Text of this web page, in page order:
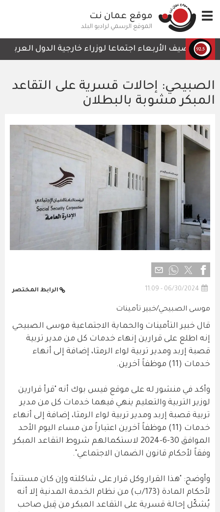
إلى
المحتوى
الرئيسي
Toggle
navigation
موقع عمان نت
الموقع الرسمي لراديو البلد
يستضيف الأربعاء اجتماعا لوزراء خارجية الدول العربية
الصبيحي: إحالات قسرية على التقاعد
المبكر مشوبة بالبطلان
06/30/2024 - 11:09 الرابط المختصر
موسى الصبيحي/خبير تأمينات
قال خبير التأمينات والحماية الاجتماعية موسى الصبيحي
إنه اطلع على قرارين إنهاء خدمات كل من مدير تربية
قصبة إربد ومدير تربية لواء الرمثا، إضافة إلى أنهاء
خدمات (11) موظفاً آخرين.
وأكد في منشور له على موقع فيس بوك أنه "قرأ قرارين
لوزير التربية والتعليم ينهي فيهما خدمات كل من مدير
تربية قصبة إربد ومدير تربية لواء الرمثا، إضافة إلى أنهاء
خدمات (11) موظفاً آخرين اعتباراً من مساء اليوم الأحد
الموافق 30-6-2024 لاستكمالهم شروط التقاعد المبكر
وفقاً لأحكام قانون الضمان الاجتماعي".
وأوضح: "هذا القرار وكل قرار على شاكلته وإن كان مستنداً
لأحكام المادة (173/ب) من نظام الخدمة المدنية إلا أنه
يُشكّل إحالة قسرية على التقاعد المبكر من قِبل صاحب